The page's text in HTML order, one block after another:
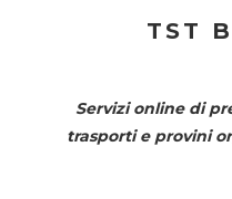
TST
Servizi online di
trasporti e provini